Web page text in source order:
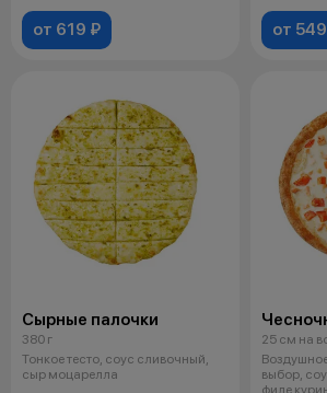
от 619 ₽ от
Сырные палочки
380 г
Тонкое тесто, соус сливочный,
сыр моцарелла
25 см на
выбор, соус чесночный, чеснок,
филе